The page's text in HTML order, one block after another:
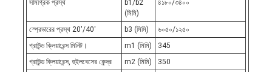
সামগ্রিক প্রস্থ
b1/b2
(মিমি)
৪১৮০/৩৪০০
স্প্রেডারের প্রস্থ 20'/40' b3 (মিমি)
৬০৫০/১২৫০
গ্রাউন্ড ক্লিয়ারেন্স মিনিট।
m1 (মিমি)
345
গ্রাউন্ড ক্লিয়ারেন্স, হুইলবেসের কেন্দ্র
m2 (মিমি)
350